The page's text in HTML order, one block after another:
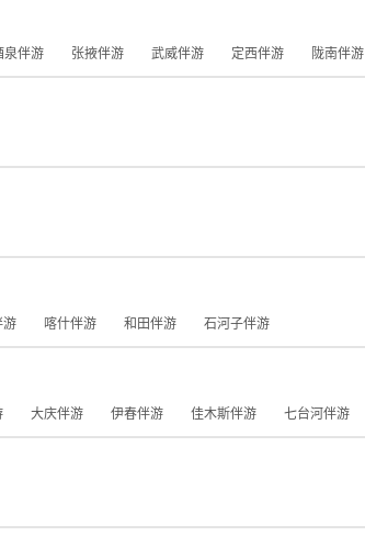
泉伴游 张掖伴游 武威伴游 定西伴游 陇南伴游
游 喀什伴游 和田伴游 石河子伴游
大庆伴游 伊春伴游 佳木斯伴游 七台河伴游